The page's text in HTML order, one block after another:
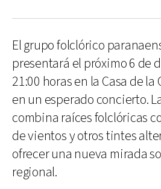
El grupo folclórico
presentará el próximo 6 de
21:00 horas en la Casa de
en un esperado concierto.
combina raíces folclóricas
de vientos y otros tintes
ofrecer una nueva mirada
regional.